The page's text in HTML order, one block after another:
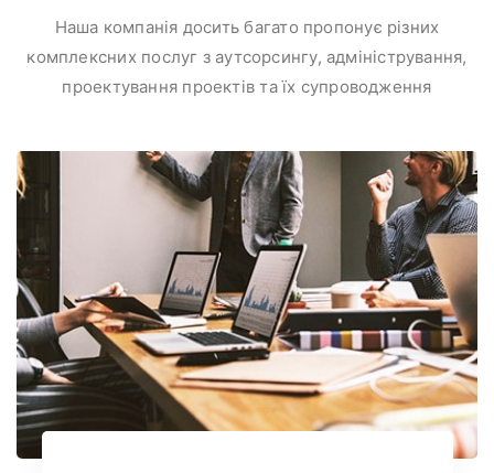
Наша компанія досить багато пропонує різних
комплексних послуг з аутсорсингу, адміністрування,
проектування проектів та їх супроводження